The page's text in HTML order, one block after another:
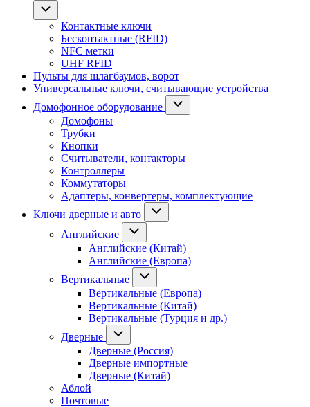
Контактные ключи
Бесконтактные (RFID)
NFC метки
UHF RFID
Пульты для шлагбаумов, ворот
Универсальные ключи, считывающие устройства
Домофонное оборудование
Домофоны
Трубки
Кнопки
Считыватели, контакторы
Контроллеры
Коммутаторы
Адаптеры, конвертеры, комплектующие
Ключи дверные и авто
Английские
Английские (Китай)
Английские (Европа)
Вертикальные
Вертикальные (Европа)
Вертикальные (Китай)
Вертикальные (Турция и др.)
Дверные
Дверные (Россия)
Дверные импортные
Дверные (Китай)
Аблой
Почтовые